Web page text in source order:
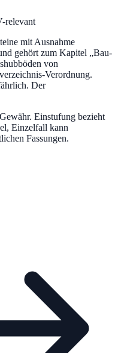
relevant
mit Ausnahme
gehört zum Kapitel „Bau-
von
Verordnung.
Der
Einstufung bezieht
Einzelfall kann
Fassungen.